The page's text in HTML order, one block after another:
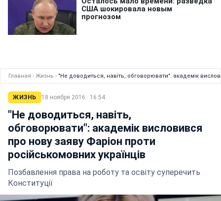
Главная › Жизнь › "Не доводиться, навіть, обговорювати": академік
ЖИЗНЬ 18 ноября 2016 · 16:54
"Не доводиться, навіть,
обговорювати": академік висловився
про нову заяву Фаріон проти
російськомовних українців
Позбавлення права на роботу та освіту суперечить
Конституції